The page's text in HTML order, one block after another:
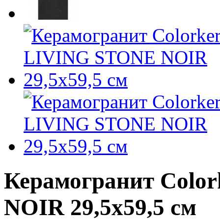
Керамогранит
NOIR 29,5х59,5 см